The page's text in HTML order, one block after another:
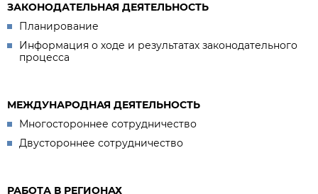
ЗАКОНОДАТЕЛЬНАЯ ДЕЯТЕЛЬНОСТЬ
Планирование
Информация о ходе и результатах законодательного
процесса
МЕЖДУНАРОДНАЯ ДЕЯТЕЛЬНОСТЬ
Многостороннее сотрудничество
Двустороннее сотрудничество
РАБОТА В РЕГИОНАХ